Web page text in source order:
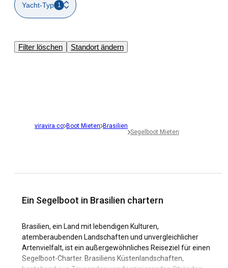
Yacht-Typ 1
Filter löschen Standort ändern
viravira.co Boot Mieten Brasilien
Segelboot Mieten
Ein Segelboot in Brasilien chartern
Brasilien, ein Land mit lebendigen Kulturen,
atemberaubenden Landschaften und unvergleichlicher
Artenvielfalt, ist ein außergewöhnliches Reiseziel für einen
Segelboot-Charter. Brasiliens Küstenlandschaften,